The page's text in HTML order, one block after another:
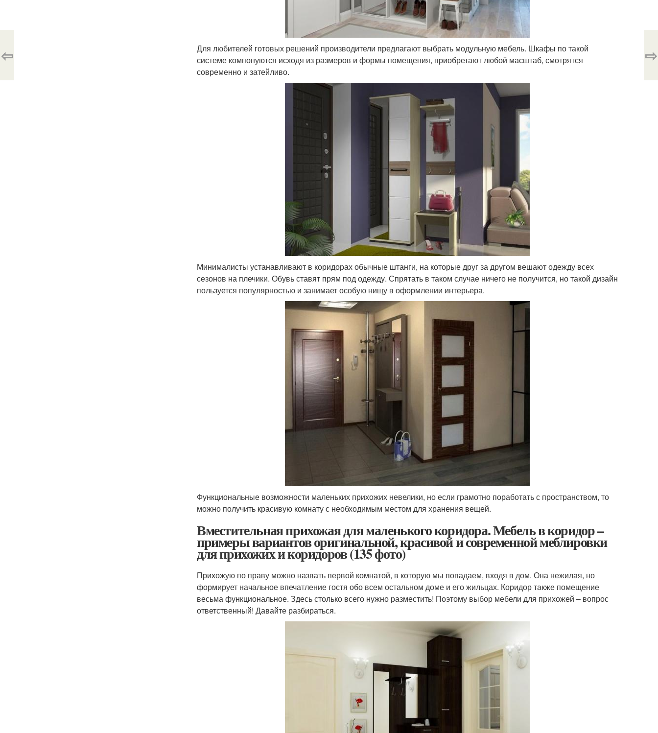
Для любителей готовых решений производители предлагают выбрать модульную мебель. Шкафы по такой
системе компонуются исходя из размеров и формы помещения, приобретают любой масштаб, смотрятся
современно и затейливо.
Минималисты устанавливают в коридорах обычные штанги, на которые друг за другом вешают одежду всех
сезонов на плечики. Обувь ставят прям под одежду. Спрятать в таком случае ничего не получится, но такой дизайн
пользуется популярностью и занимает особую нищу в оформлении интерьера.
Функциональные возможности маленьких прихожих невелики, но если грамотно поработать с пространством, то
можно получить красивую комнату с необходимым местом для хранения вещей.
Вместительная прихожая для маленького коридора. Мебель в коридор –
примеры вариантов оригинальной, красивой и современной меблировки
для прихожих и коридоров (135 фото)
Прихожую по праву можно назвать первой комнатой, в которую мы попадаем, входя в дом. Она нежилая, но
формирует начальное впечатление гостя обо всем остальном доме и его жильцах. Коридор также помещение
весьма функциональное. Здесь столько всего нужно разместить! Поэтому выбор мебели для прихожей – вопрос
ответственный! Давайте разбираться.
⇦ ⇨